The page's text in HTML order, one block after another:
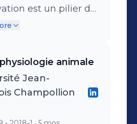
est un pilier de
de
animale
Jean-
Champollion